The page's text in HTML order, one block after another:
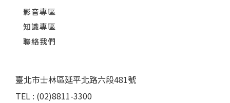
影音專區
知識專區
聯絡我們
臺北市士林區延平北路六段481號
TEL : (02)8811-3300